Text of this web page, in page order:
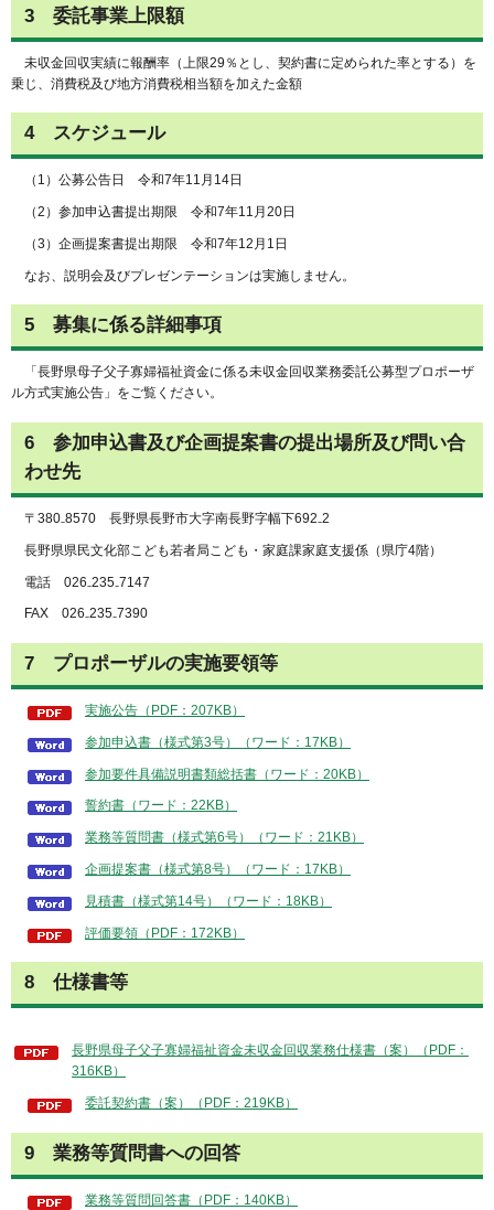
3 委託事業上限額
未収金回収実績に報酬率（上限29％とし、契約書に定められた率とする）を
乗じ、消費税及び地方消費税相当額を加えた金額
4 スケジュール
（1）公募公告日 令和7年11月14日
（2）参加申込書提出期限 令和7年11月20日
（3）企画提案書提出期限 令和7年12月1日
なお、説明会及びプレゼンテーションは実施しません。
5 募集に係る詳細事項
「長野県母子父子寡婦福祉資金に係る未収金回収業務委託公募型プロポーザ
ル方式実施公告」をご覧ください。
6 参加申込書及び企画提案書の提出場所及び問い合
わせ先
〒380₋8570 長野県長野市大字南長野字幅下692₋2
長野県県民文化部こども若者局こども・家庭課家庭支援係（県庁4階）
電話 026₋235₋7147
FAX 026₋235₋7390
7 プロポーザルの実施要領等
実施公告（PDF：207KB）
参加申込書（様式第3号）（ワード：17KB）
参加要件具備説明書類総括書（ワード：20KB）
誓約書（ワード：22KB）
業務等質問書（様式第6号）（ワード：21KB）
企画提案書（様式第8号）（ワード：17KB）
見積書（様式第14号）（ワード：18KB）
評価要領（PDF：172KB）
8 仕様書等
長野県母子父子寡婦福祉資金未収金回収業務仕様書（案）（PDF：
316KB）
委託契約書（案）（PDF：219KB）
9 業務等質問書への回答
業務等質問回答書（PDF：140KB）